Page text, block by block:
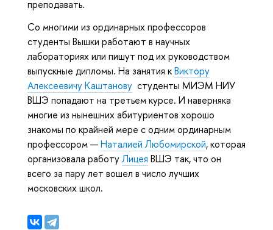
преподавать.
Со многими из ординарных профессоров
студенты Вышки работают в научных
лабораториях или пишут под их руководством
выпускные дипломы. На занятия кВиктору
Алексеевичу Каштанову студенты МИЭМ НИУ
ВШЭ попадают на третьем курсе. И наверняка
многие из нынешних абитуриентов хорошо
знакомы по крайней мере с одним ординарным
профессором —Наталией Любомирской, которая
организовала работуЛицея ВШЭ так, что он
всего за пару лет вошел в число лучших
московских школ.